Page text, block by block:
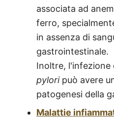
associata ad
ferro,
in assenza di
gastrointestinale.
Inoltre, l'infezione
pyloripuò avere
patogenesi della
Malattie